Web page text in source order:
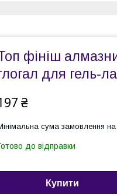
фініш
для гель-
₴
сума замовлення
до відправки
Купити